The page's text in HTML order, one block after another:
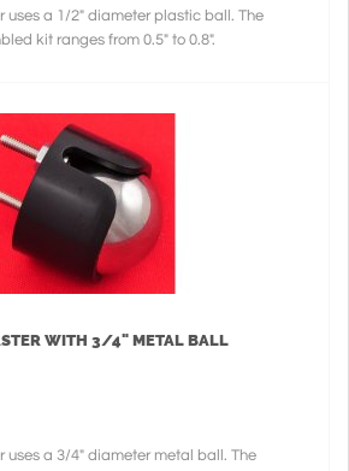
uses a 1/2" diameter plastic ball. The
kit ranges from 0.5" to 0.8".
WITH 3/4" METAL BALL
uses a 3/4" diameter metal ball. The